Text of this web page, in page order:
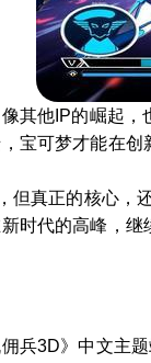
其他IP的崛起
宝可梦才能在创
但真正的核心
时代的高峰，继
兵3D》中文主